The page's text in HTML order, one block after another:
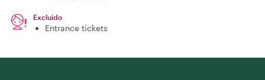
Excluido
Entrance tickets